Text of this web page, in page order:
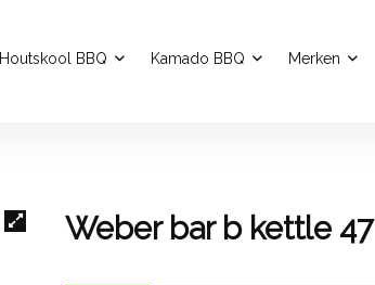
Houtskool BBQ Kamado BBQ Merken
Weber bar b kettle 47